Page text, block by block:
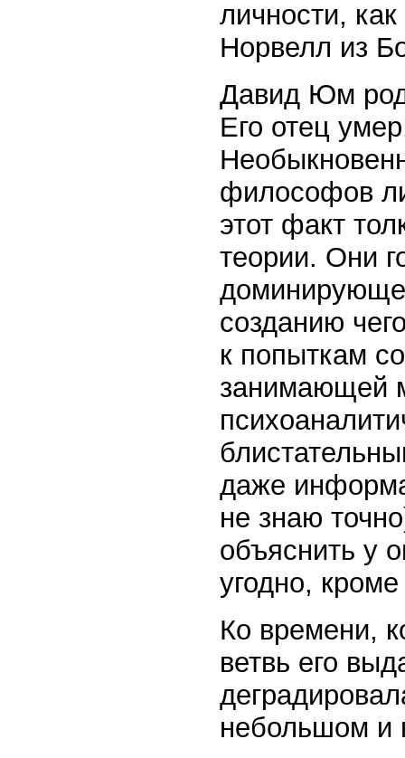
личности,
Норвелл из
Давид Юм
Его отец
философов
этот факт
теории. Они
созданию
к попыткам
занимающей
даже
не знаю
объяснить у
угодно,
Ко времени,
ветвь его
небольшом и